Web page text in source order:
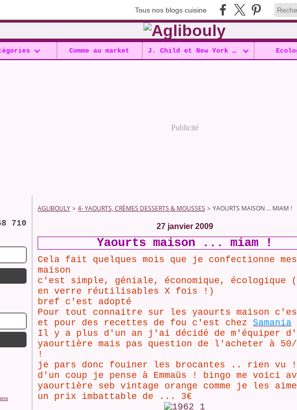
Tous nos blogs cuisine
Comme au market J. Child et New York !!
Publicité
710
AGLIBOULY > 4- YAOURTS, CRÈMES DESSERTS & MOUSSES > YAOURTS MAISON ... MIAM !
27 janvier 2009
Yaourts maison ... miam !
Cela fait quelques mois que je confectionne
maison
c'est simple, géniale, économique, écologique
en verre réutilisables X fois !)
bref c'est adopté
Pour tout connaitre sur les yaourts maison
et pour des recettes de fou c'est chez Samania
Il y a plus d'un an j'ai décidé de m'équiper
yaourtière mais pas question de l'acheter à 50/
!
je pars donc fouiner les brocantes .. rien vu
d'un coup je pense à Emmaüs ! bingo me voici
yaourtière seb vintage orange comme je les
un prix imbattable de ... 3€